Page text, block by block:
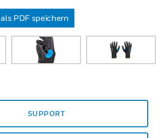
PDF speichern
SUPPORT